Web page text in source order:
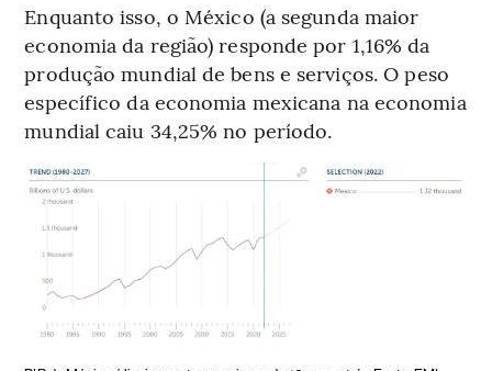
Enquanto isso, o México (a segunda maior
economia da região) responde por 1,16% da
produção mundial de bens e serviços. O peso
específico da economia mexicana na economia
mundial caiu 34,25% no período.